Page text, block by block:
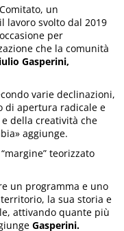
un
lavoro svolto dal 2019
per
che la comunità
Gasperini,
varie declinazioni,
di apertura radicale e
della creatività che
aggiunge.
teorizzato
un programma e uno
la sua storia e
attivando quante più
Gasperini.